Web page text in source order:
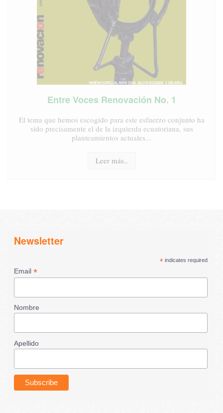
Introducción al desarrollo local sustentable
Su tema central es el desarrollo. Palabra llena de historia,
cargada de significados encontrados, síntesis de conflictos y
aspiraciones...
Leer más..
Newsletter
*indicates required
Email *
Nombre
Apellido